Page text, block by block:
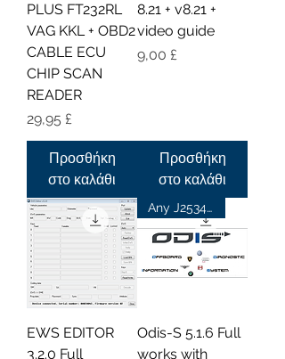
PLUS FT232RL
VAG KKL + OBD2
CABLE ECU
CHIP SCAN
READER
Τιμή
29,95 £
Προσθήκη
στο καλάθι
8.21 + v8.21 +
video guide
Τιμή
9,00 £
Προσθήκη
στο καλάθι
EWS EDITOR
3.2.0 Full
Any J2534 Passthru
Odis-S 5.1.6 Full
works with